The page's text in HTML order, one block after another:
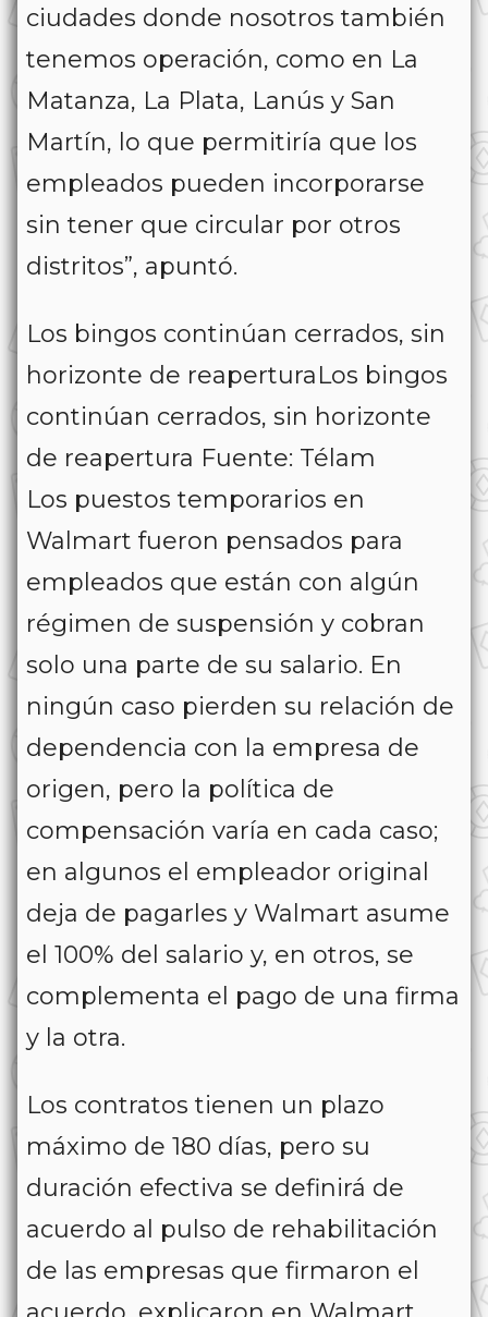
ciudades donde nosotros también
tenemos operación, como en La
Matanza, La Plata, Lanús y San
Martín, lo que permitiría que los
empleados pueden incorporarse
sin tener que circular por otros
distritos”, apuntó.
Los bingos continúan cerrados, sin
horizonte de reaperturaLos bingos
continúan cerrados, sin horizonte
de reapertura Fuente: Télam
Los puestos temporarios en
Walmart fueron pensados para
empleados que están con algún
régimen de suspensión y cobran
solo una parte de su salario. En
ningún caso pierden su relación de
dependencia con la empresa de
origen, pero la política de
compensación varía en cada caso;
en algunos el empleador original
deja de pagarles y Walmart asume
el 100% del salario y, en otros, se
complementa el pago de una firma
y la otra.
Los contratos tienen un plazo
máximo de 180 días, pero su
duración efectiva se definirá de
acuerdo al pulso de rehabilitación
de las empresas que firmaron el